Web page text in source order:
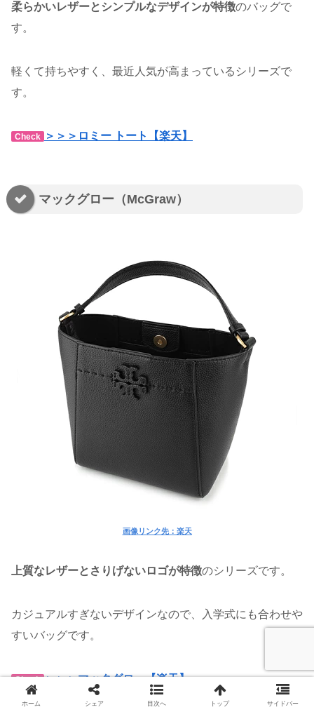
柔らかいレザーとシンプルなデザインが特徴のバッグで
す。
軽くて持ちやすく、最近人気が高まっているシリーズで
す。
Check ＞＞＞ロミー トート【楽天】
マックグロー（McGraw）
画像リンク先：楽天
上質なレザーとさりげないロゴが特徴のシリーズです。
カジュアルすぎないデザインなので、入学式にも合わせや
すいバッグです。
Check ＞＞＞マックグロー【楽天】
ホーム シェア 目次へ トップ サイドバー